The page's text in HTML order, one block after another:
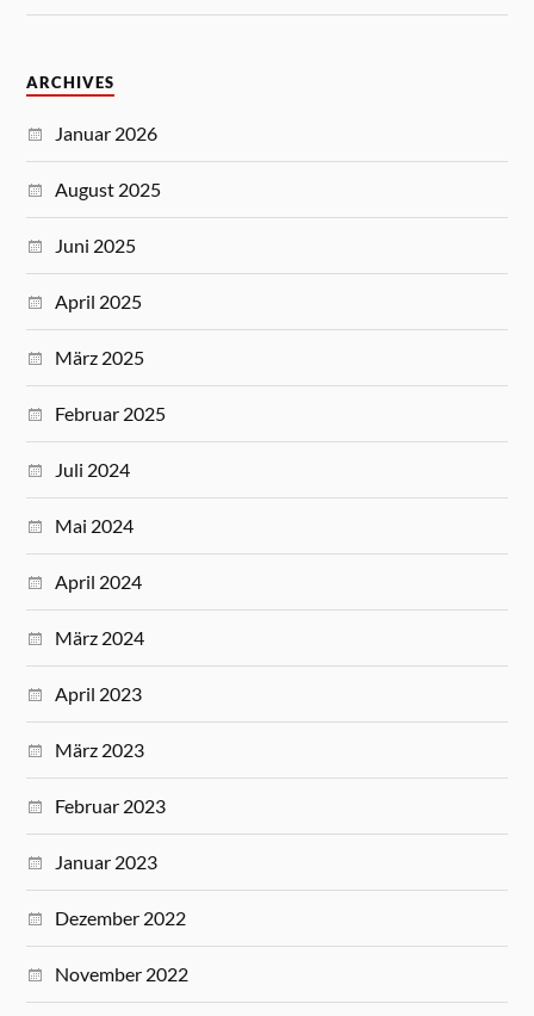
ARCHIVES
Januar 2026
August 2025
Juni 2025
April 2025
März 2025
Februar 2025
Juli 2024
Mai 2024
April 2024
März 2024
April 2023
März 2023
Februar 2023
Januar 2023
Dezember 2022
November 2022